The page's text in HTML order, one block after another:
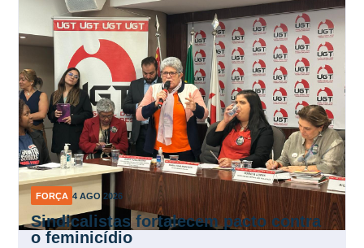
FORÇA 4 AGO 2026
Sindicalistas fortalecem pacto contra
o feminicídio